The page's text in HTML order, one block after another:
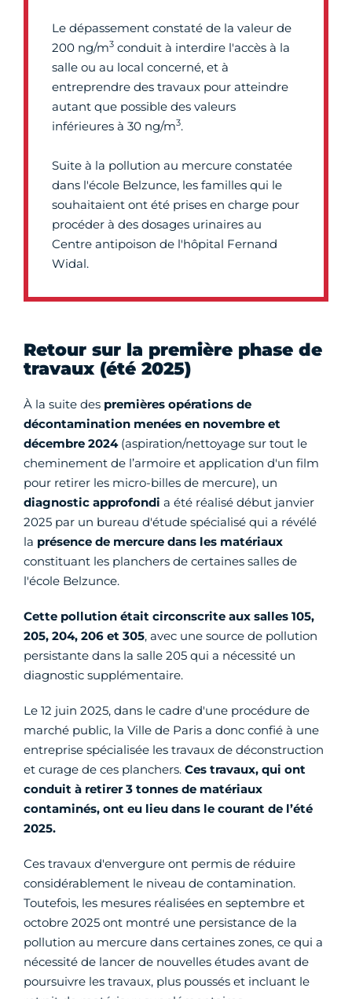
Le dépassement constaté de la valeur de
200 ng/m3 conduit à interdire l'accès à la
salle ou au local concerné, et à
entreprendre des travaux pour atteindre
autant que possible des valeurs
inférieures à 30 ng/m3.
Suite à la pollution au mercure constatée
dans l'école Belzunce, les familles qui le
souhaitaient ont été prises en charge pour
procéder à des dosages urinaires au
Centre antipoison de l'hôpital Fernand
Widal.
Retour sur la première phase de
travaux (été 2025)
À la suite des premières opérations de
décontamination menées en novembre et
décembre 2024(aspiration/nettoyage sur tout le
cheminement de l’armoire et application d'un film
pour retirer les micro-billes de mercure), un
diagnostic approfondi a été réalisé début janvier
2025 par un bureau d'étude spécialisé qui a révélé
la présence de mercure dans les matériaux
constituant les planchers de certaines salles de
l'école Belzunce.
Cette pollution était circonscrite aux salles 105,
205, 204, 206 et 305, avec une source de pollution
persistante dans la salle 205 qui a nécessité un
diagnostic supplémentaire.
Le 12 juin 2025, dans le cadre d'une procédure de
marché public, la Ville de Paris a donc confié à une
entreprise spécialisée les travaux de déconstruction
et curage de ces planchers. Ces travaux, qui ont
conduit à retirer3 tonnes de matériaux
contaminés, ont eu lieu dans le courant de l’été
2025.
Ces travaux d'envergure ont permis de réduire
considérablement le niveau de contamination.
Toutefois, les mesures réalisées en septembre et
octobre 2025 ont montré une persistance de la
pollution au mercure dans certaines zones, ce qui a
nécessité de lancer de nouvelles études avant de
poursuivre les travaux, plus poussés et incluant le